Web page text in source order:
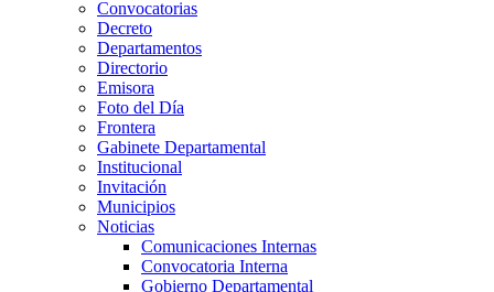
Convocatorias
Decreto
Departamentos
Directorio
Emisora
Foto del Día
Frontera
Gabinete Departamental
Institucional
Invitación
Municipios
Noticias
Comunicaciones Internas
Convocatoria Interna
Gobierno Departamental